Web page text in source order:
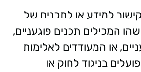
למידע או לתכנים של
המכילים תכנים פוגעניים,
או המעודדים לאלימות
בניגוד לחוק או